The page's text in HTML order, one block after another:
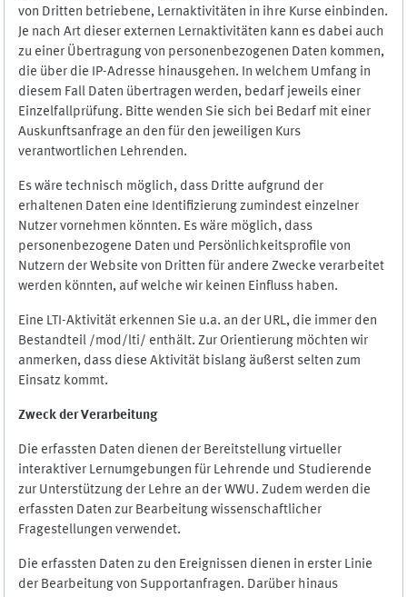
von Dritten betriebene, Lernaktivitäten in ihre Kurse einbinden.
Je nach Art dieser externen Lernaktivitäten kann es dabei auch
zu einer Übertragung von personenbezogenen Daten kommen,
die über die IP-Adresse hinausgehen. In welchem Umfang in
diesem Fall Daten übertragen werden, bedarf jeweils einer
Einzelfallprüfung. Bitte wenden Sie sich bei Bedarf mit einer
Auskunftsanfrage an den für den jeweiligen Kurs
verantwortlichen Lehrenden.
Es wäre technisch möglich, dass Dritte aufgrund der
erhaltenen Daten eine Identifizierung zumindest einzelner
Nutzer vornehmen könnten. Es wäre möglich, dass
personenbezogene Daten und Persönlichkeitsprofile von
Nutzern der Website von Dritten für andere Zwecke verarbeitet
werden könnten, auf welche wir keinen Einfluss haben.
Eine LTI-Aktivität erkennen Sie u.a. an der URL, die immer den
Bestandteil /mod/lti/ enthält. Zur Orientierung möchten wir
anmerken, dass diese Aktivität bislang äußerst selten zum
Einsatz kommt.
Zweck der Verarbeitung
Die erfassten Daten dienen der Bereitstellung virtueller
interaktiver Lernumgebungen für Lehrende und Studierende
zur Unterstützung der Lehre an der WWU. Zudem werden die
erfassten Daten zur Bearbeitung wissenschaftlicher
Fragestellungen verwendet.
Die erfassten Daten zu den Ereignissen dienen in erster Linie
der Bearbeitung von Supportanfragen. Darüber hinaus